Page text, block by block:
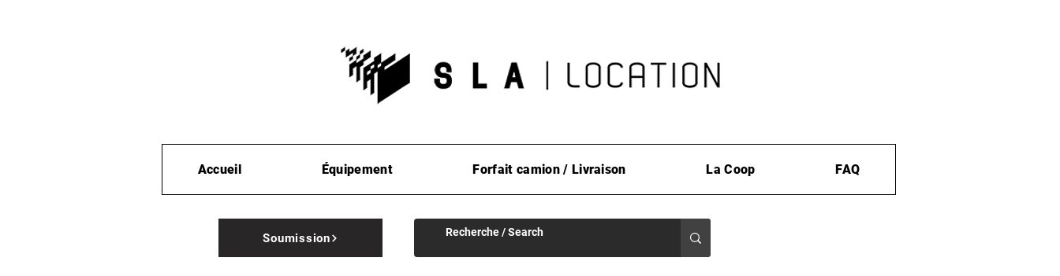
Accueil Équipement Forfait camion / Livraison La Coop FAQ
Soumission